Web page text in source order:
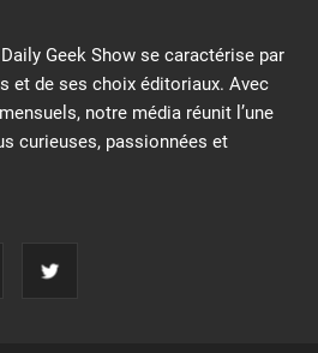
Geek Show se caractérise par
et de ses choix éditoriaux. Avec
notre média réunit l’une
curieuses, passionnées et